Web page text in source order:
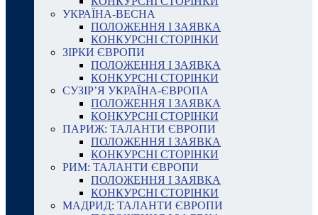
УКРАЇНА-ВЕСНА
ПОЛОЖЕННЯ І ЗАЯВКА
КОНКУРСНІ СТОРІНКИ
ЗІРКИ ЄВРОПИ
ПОЛОЖЕННЯ І ЗАЯВКА
КОНКУРСНІ СТОРІНКИ
СУЗІР’Я УКРАЇНА-ЄВРОПА
ПОЛОЖЕННЯ І ЗАЯВКА
КОНКУРСНІ СТОРІНКИ
ПАРИЖ: ТАЛАНТИ ЄВРОПИ
ПОЛОЖЕННЯ І ЗАЯВКА
КОНКУРСНІ СТОРІНКИ
РИМ: ТАЛАНТИ ЄВРОПИ
ПОЛОЖЕННЯ І ЗАЯВКА
КОНКУРСНІ СТОРІНКИ
МАДРИД: ТАЛАНТИ ЄВРОПИ